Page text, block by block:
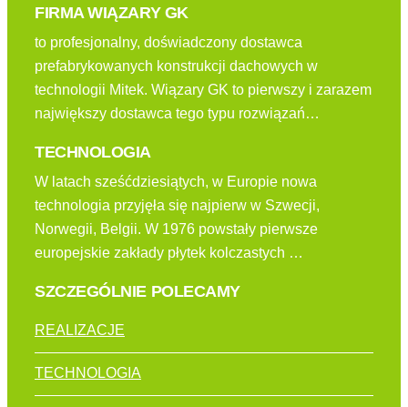
FIRMA WIĄZARY GK
to profesjonalny, doświadczony dostawca
prefabrykowanych konstrukcji dachowych w
technologii Mitek. Wiązary GK to pierwszy i zarazem
największy dostawca tego typu rozwiązań…
TECHNOLOGIA
W latach sześćdziesiątych, w Europie nowa
technologia przyjęła się najpierw w Szwecji,
Norwegii, Belgii. W 1976 powstały pierwsze
europejskie zakłady płytek kolczastych …
SZCZEGÓLNIE POLECAMY
REALIZACJE
TECHNOLOGIA